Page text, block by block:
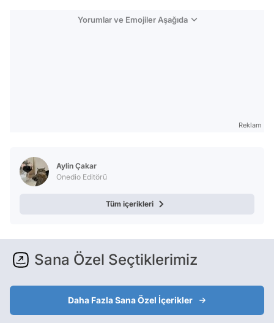
Yorumlar ve Emojiler Aşağıda
Reklam
Aylin Çakar
Onedio Editörü
Tüm içerikleri
Sana Özel Seçtiklerimiz
Daha Fazla Sana Özel İçerikler